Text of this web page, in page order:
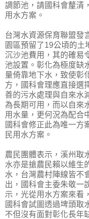
調節池，請國科會釐清
用水方案。
台灣水資源保育聯盟發
園區預留了19公頃的
沉沙池費用，其的確易
池設置。彰化為極度缺
量倚靠地下水，致使彰
方，國科會理應直接選
善的污水處理與自來水
為長期可用，而以自來
用水量，更何況為配合
國科會修正此為唯一方
民用水方案。
農民團體表示，溪州取
水亦是搶農民賴以維生
水，台灣農村陣線皆不
出，國科會主委朱敬一
示，光從用水方案來看
國科會試圖透過埤頭取
不但沒有面對彰化長年